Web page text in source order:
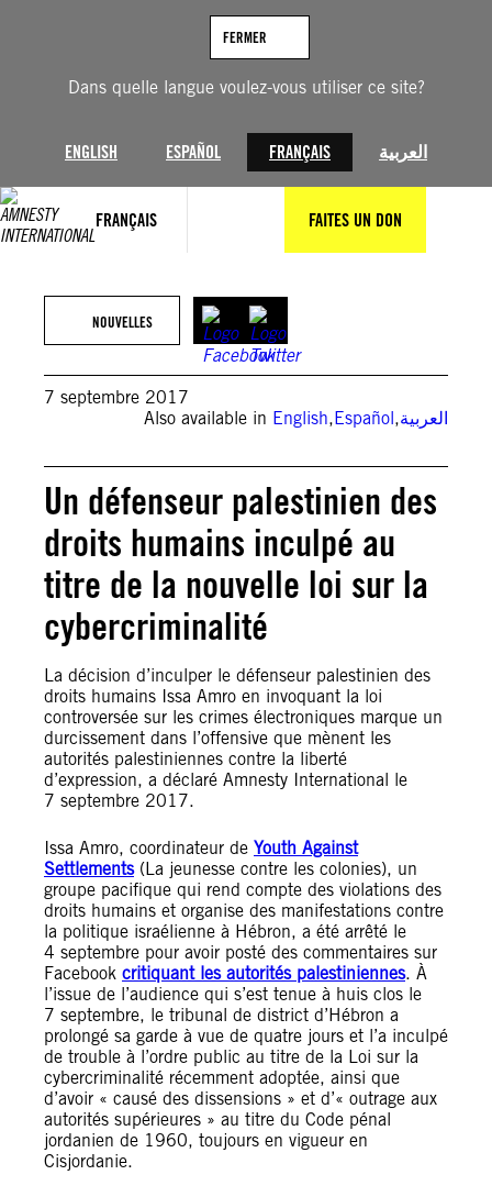
Dans quelle langue voulez-vous utiliser ce site?
ENGLISH ESPAÑOL FRANÇAIS العربية
FERMER
FRANÇAIS FAITES UN DON
NOUVELLES
7 septembre 2017
Also available in English,Español,العربية
Un défenseur palestinien des
droits humains inculpé au
titre de la nouvelle loi sur la
cybercriminalité
La décision d’inculper le défenseur palestinien des
droits humains Issa Amro en invoquant la loi
controversée sur les crimes électroniques marque un
durcissement dans l’offensive que mènent les
autorités palestiniennes contre la liberté
d’expression, a déclaré Amnesty International le
7 septembre 2017.
Issa Amro, coordinateur de Youth Against
Settlements(La jeunesse contre les colonies), un
groupe pacifique qui rend compte des violations des
droits humains et organise des manifestations contre
la politique israélienne à Hébron, a été arrêté le
4 septembre pour avoir posté des commentaires sur
Facebook critiquant les autorités palestiniennes. À
l’issue de l’audience qui s’est tenue à huis clos le
7 septembre, le tribunal de district d’Hébron a
prolongé sa garde à vue de quatre jours et l’a inculpé
de trouble à l’ordre public au titre de la Loi sur la
cybercriminalité récemment adoptée, ainsi que
d’avoir « causé des dissensions » et d’« outrage aux
autorités supérieures » au titre du Code pénal
jordanien de 1960, toujours en vigueur en
Cisjordanie.